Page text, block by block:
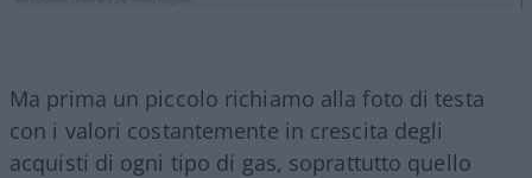
Ma prima un piccolo richiamo alla foto di testa
con i valori costantemente in crescita degli
acquisti di ogni tipo di gas, soprattutto quello